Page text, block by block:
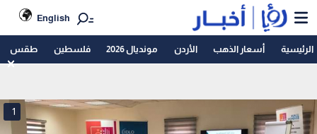
English
الرئيسية أسعار الذهب الأردن مونديال 2026 فلسطين طقس
1